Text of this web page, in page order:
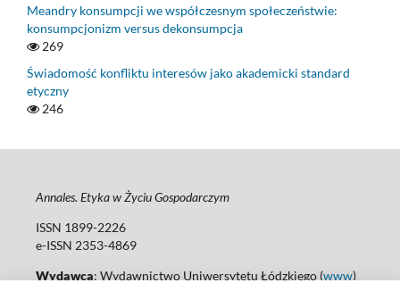
Meandry konsumpcji we współczesnym społeczeństwie:
konsumpcjonizm versus dekonsumpcja
269
Świadomość konfliktu interesów jako akademicki standard
etyczny
246
Annales. Etyka w Życiu Gospodarczym
ISSN 1899-2226
e-ISSN 2353-4869
Wydawca: Wydawnictwo Uniwersytetu Łódzkiego (www)